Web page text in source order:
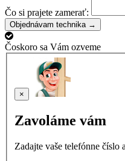
Čo si prajete zamerať:
Objednávam technika →
Čoskoro sa Vám ozveme
×
Zavoláme vám
Zadajte vaše telefónne číslo